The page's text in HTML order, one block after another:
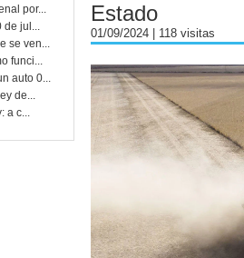
por...
de jul...
se ven...
funci...
auto 0...
de...
a c...
Estado
01/09/2024 | 118 visitas